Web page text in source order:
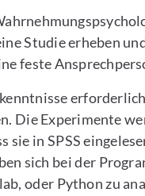
Studie erheben
feste
Die Experimente
sie in SPSS
sich bei der
oder Python zu